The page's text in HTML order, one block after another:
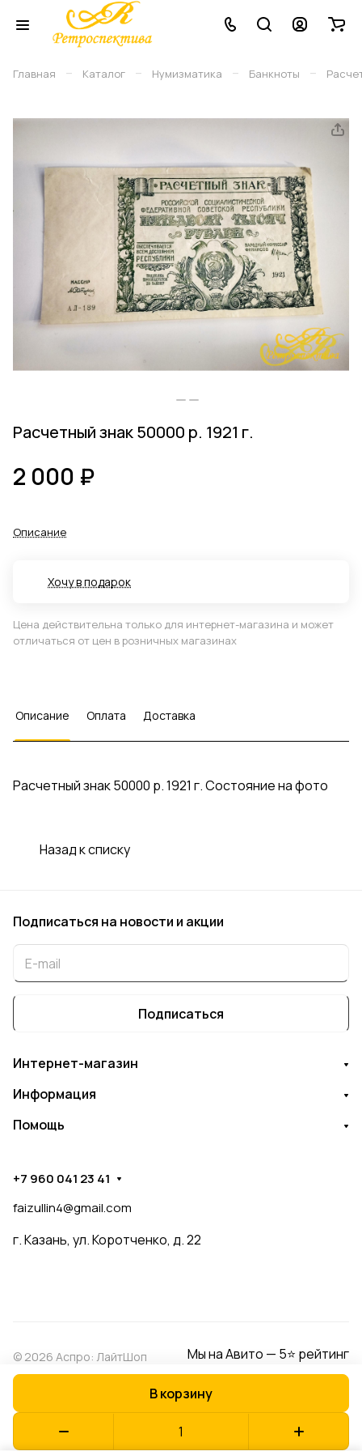
Главная – Каталог – Нумизматика – Банкноты –
Расчетный знак 50000 р. 1921 г.
2 000 ₽
В корзину
Описание
Хочу в подарок
Цена действительна только для интернет-магазина и может
отличаться от цен в розничных магазинах
Описание Оплата Доставка
Расчетный знак 50000 р. 1921 г. Состояние на фото
Назад к списку
Подписаться на новости и акции
Подписаться
Интернет-магазин
Информация
Помощь
+7 960 041 23 41
faizullin4@gmail.com
г. Казань, ул. Коротченко, д. 22
© 2026 Аспро: ЛайтШоп Мы на Авито — 5⭐ рейтинг
Оферта
Разработано в